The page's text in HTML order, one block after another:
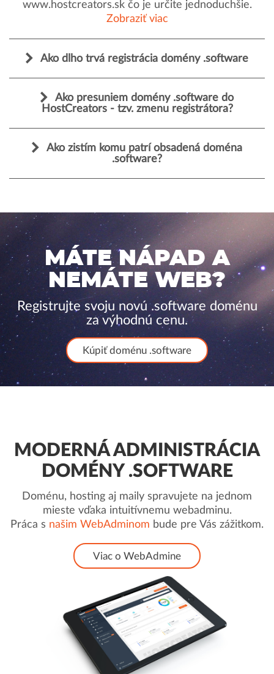
www.hostcreators.sk čo je určite jednoduchšie.
Zobraziť viac
Ako dlho trvá registrácia domény .software
Ako presuniem domény .software do
HostCreators - tzv. zmenu registrátora?
Ako zistím komu patrí obsadená doména
.software?
MÁTE NÁPAD A
NEMÁTE WEB?
Registrujte svoju novú .software doménu
za výhodnú cenu.
Kúpiť doménu .software
MODERNÁ ADMINISTRÁCIA
DOMÉNY .SOFTWARE
Doménu, hosting aj maily spravujete na jednom
mieste vďaka intuitívnemu webadminu.
Práca s našim WebAdminom bude pre Vás zážitkom.
Viac o WebAdmine